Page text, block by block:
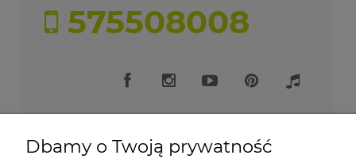
575508008
Dbamy o Twoją prywatność